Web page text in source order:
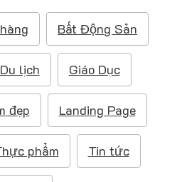
n
u
Bất Động Sản
Du lịch Giáo Dục
đẹp Landing Page
phẩm Tin tức